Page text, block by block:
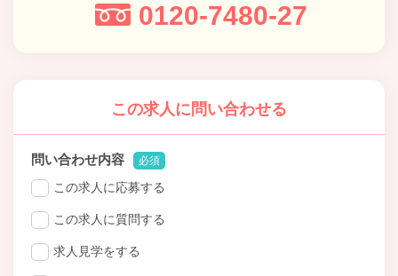
0120-7480-27
この求人に問い合わせる
問い合わせ内容 必須
この求人に応募する
この求人に質問する
求人見学をする